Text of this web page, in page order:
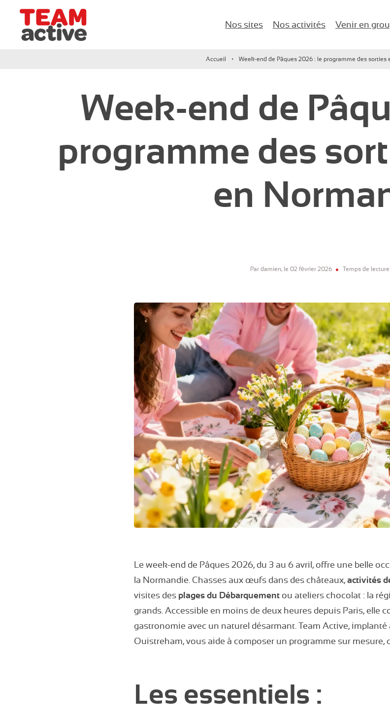
Nos sites
Circuit de Deauville
Circuit de Ouistreham
Lac d’Enghien-les-Bains
Nos activités
Paintball / Laser game
Buggy vintage
Jeux de salle
Enfants
Venir en
EVJF/EVG
Comité d’entreprise
Salle de Séminaire
Accueil Week-end de Pâques 2026 : le programme des sorties
Week-end de
programme des
en
Par damien, le 02 février 2026 Temps de lecture
Le week-end de Pâques 2026, du 3 au 6 avril, offre une belle
la Normandie. Chasses aux œufs dans des châteaux, activités
visites des plages du Débarquement ou ateliers chocolat : la
grands. Accessible en moins de deux heures depuis Paris, elle
gastronomie avec un naturel désarmant. Team Active, implanté
Ouistreham, vous aide à composer un programme sur mesure,
Les essentiels :